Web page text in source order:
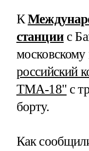
К
станциис
российский
ТМА-18"с
борту.
Как